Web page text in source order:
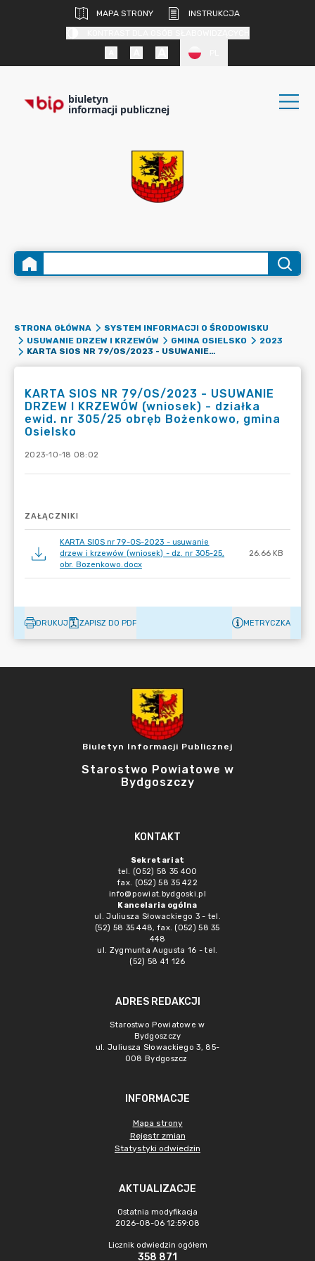
MAPA STRONY
INSTRUKCJA
biuletyn
informacji publicznej
STRONA GŁÓWNA
SYSTEM INFORMACJI O ŚRODOWISKU
USUWANIE DRZEW I KRZEWÓW
GMINA OSIELSKO
2023
KARTA SIOS NR 79/OS/2023 - USUWANIE DRZEW I KRZEWÓW (WNIOSEK) - DZIAŁKA EWID. NR 305/25 OBRĘB BOŻENKOWO, GMINA OSIELSKO
KARTA SIOS NR 79/OS/2023 - USUWANIE
DRZEW I KRZEWÓW (wniosek) - działka
ewid. nr 305/25 obręb Bożenkowo, gmina
Osielsko
2023-10-18 08:02
ZAŁĄCZNIKI
KARTA SIOS nr 79-OS-2023 - usuwanie
drzew i krzewów (wniosek) - dz. nr 305-25,
obr. Bozenkowo.docx
26.66 KB
DRUKUJ ZAPISZ DO PDF METRYCZKA
Biuletyn Informacji Publicznej
Starostwo Powiatowe w
Bydgoszczy
KONTAKT
Sekretariat
tel. (052) 58 35 400
fax. (052) 58 35 422
info@powiat.bydgoski.pl
Kancelaria ogólna
ul. Juliusza Słowackiego 3 - tel.
(52) 58 35 448, fax. (052) 58 35
448
ul. Zygmunta Augusta 16 - tel.
(52) 58 41 126
ADRES REDAKCJI
Starostwo Powiatowe w
Bydgoszczy
ul. Juliusza Słowackiego 3, 85-
008 Bydgoszcz
INFORMACJE
Mapa strony
Rejestr zmian
Statystyki odwiedzin
AKTUALIZACJE
Ostatnia modyfikacja
2026-08-06 12:59:08
Licznik odwiedzin ogółem
358 871